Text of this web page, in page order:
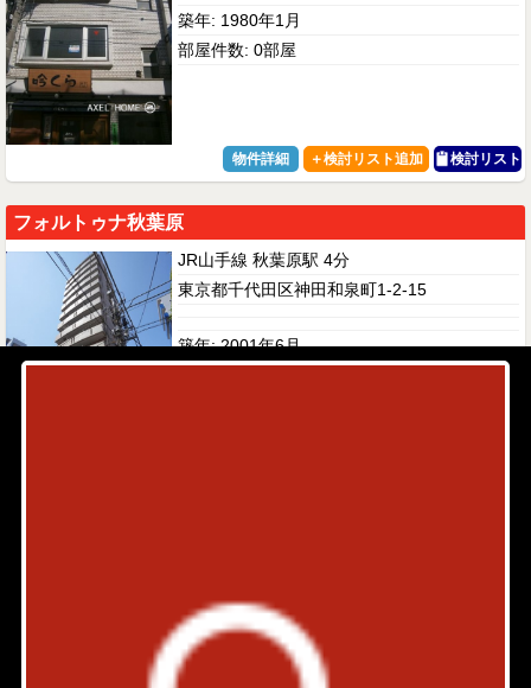
築年: 1980年1月
部屋件数: 0部屋
物件詳細 検討リスト
フォルトゥナ秋葉原
JR山手線 秋葉原駅 4分
東京都千代田区神田和泉町1-2-15
築年: 2001年6月
東京都千代田区神田和泉町2-2
築年: 2000年8月